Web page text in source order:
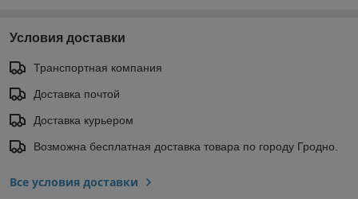
Условия доставки
Транспортная компания
Доставка почтой
Доставка курьером
Возможна бесплатная доставка товара по городу Гродно.
Все условия доставки